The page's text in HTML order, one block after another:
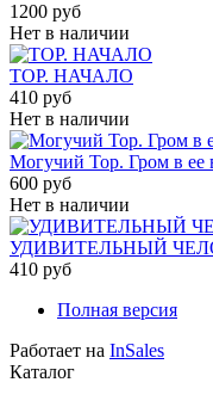
1200 руб
Нет в наличии
ТОР. НАЧАЛО
410 руб
Нет в наличии
Могучий Тор. Гром в ее
600 руб
Нет в наличии
УДИВИТЕЛЬНЫЙ
410 руб
Полная версия
Работает на InSales
Каталог